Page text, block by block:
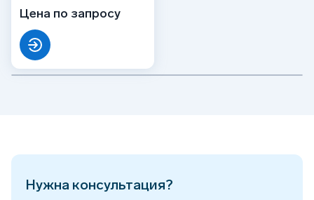
Цена по запросу
Нужна консультация?